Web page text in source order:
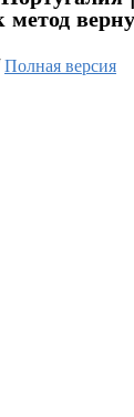
Полная версия